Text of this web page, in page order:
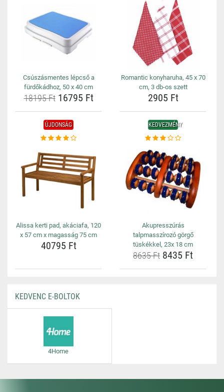
Csúszásmentes lépcső a
fürdőkádhoz, 50 x 40 cm
18195 Ft16795 Ft
Romantic konyharuha, 45 x 70
cm, 3 db-os szett
2905 Ft
ÚJDONSÁG
Alissa kerti pad, akáciafa, 120
x 57 cm x magasság 75 cm
40795 Ft
KEDVEZMÉNY
Akupresszúrás
talpmasszírozó görgő
tüskékkel, 23x 18 cm
8635 Ft 8435 Ft
KEDVENC E-BOLTOK
4Home